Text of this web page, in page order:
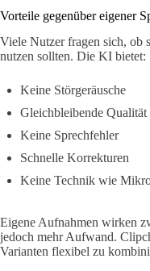
Vorteile gegenüber eigener
Viele Nutzer fragen sich, ob
nutzen sollten. Die KI bietet:
Keine Störgeräusche
Gleichbleibende Qualität
Keine Sprechfehler
Schnelle Korrekturen
Keine Technik wie
Eigene Aufnahmen wirken
jedoch mehr Aufwand.
Varianten flexibel zu